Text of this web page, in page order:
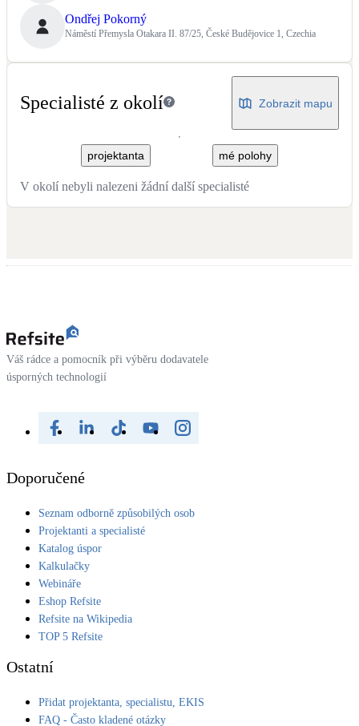
Ondřej Pokorný
Náměstí Přemysla Otakara II. 87/25, České Budějovice 1, Czechia
Specialisté z okolí Zobrazit mapu
projektanta mé polohy
V okolí nebyli nalezeni žádní další specialisté
Váš rádce a pomocník při výběru dodavatele
úsporných technologií
Doporučené
Seznam odborně způsobilých osob
Projektanti a specialisté
Katalog úspor
Kalkulačky
Webináře
Eshop Refsite
Refsite na Wikipedia
TOP 5 Refsite
Ostatní
Přidat projektanta, specialistu, EKIS
FAQ - Často kladené otázky